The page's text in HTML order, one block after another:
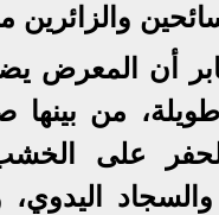
أن المعرض
طويلة، من
على